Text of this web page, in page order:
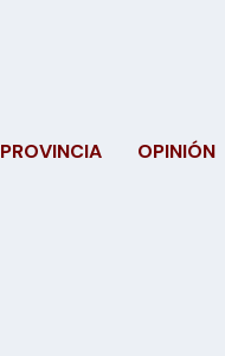
PROVINCIA OPINIÓN